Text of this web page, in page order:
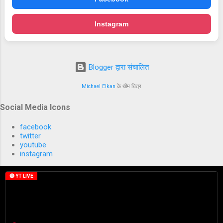
Instagram
Blogger द्वारा संचालित
Michael Elkan के थीम चित्र
Social Media Icons
facebook
twitter
youtube
instagram
🔴 YT LIVE